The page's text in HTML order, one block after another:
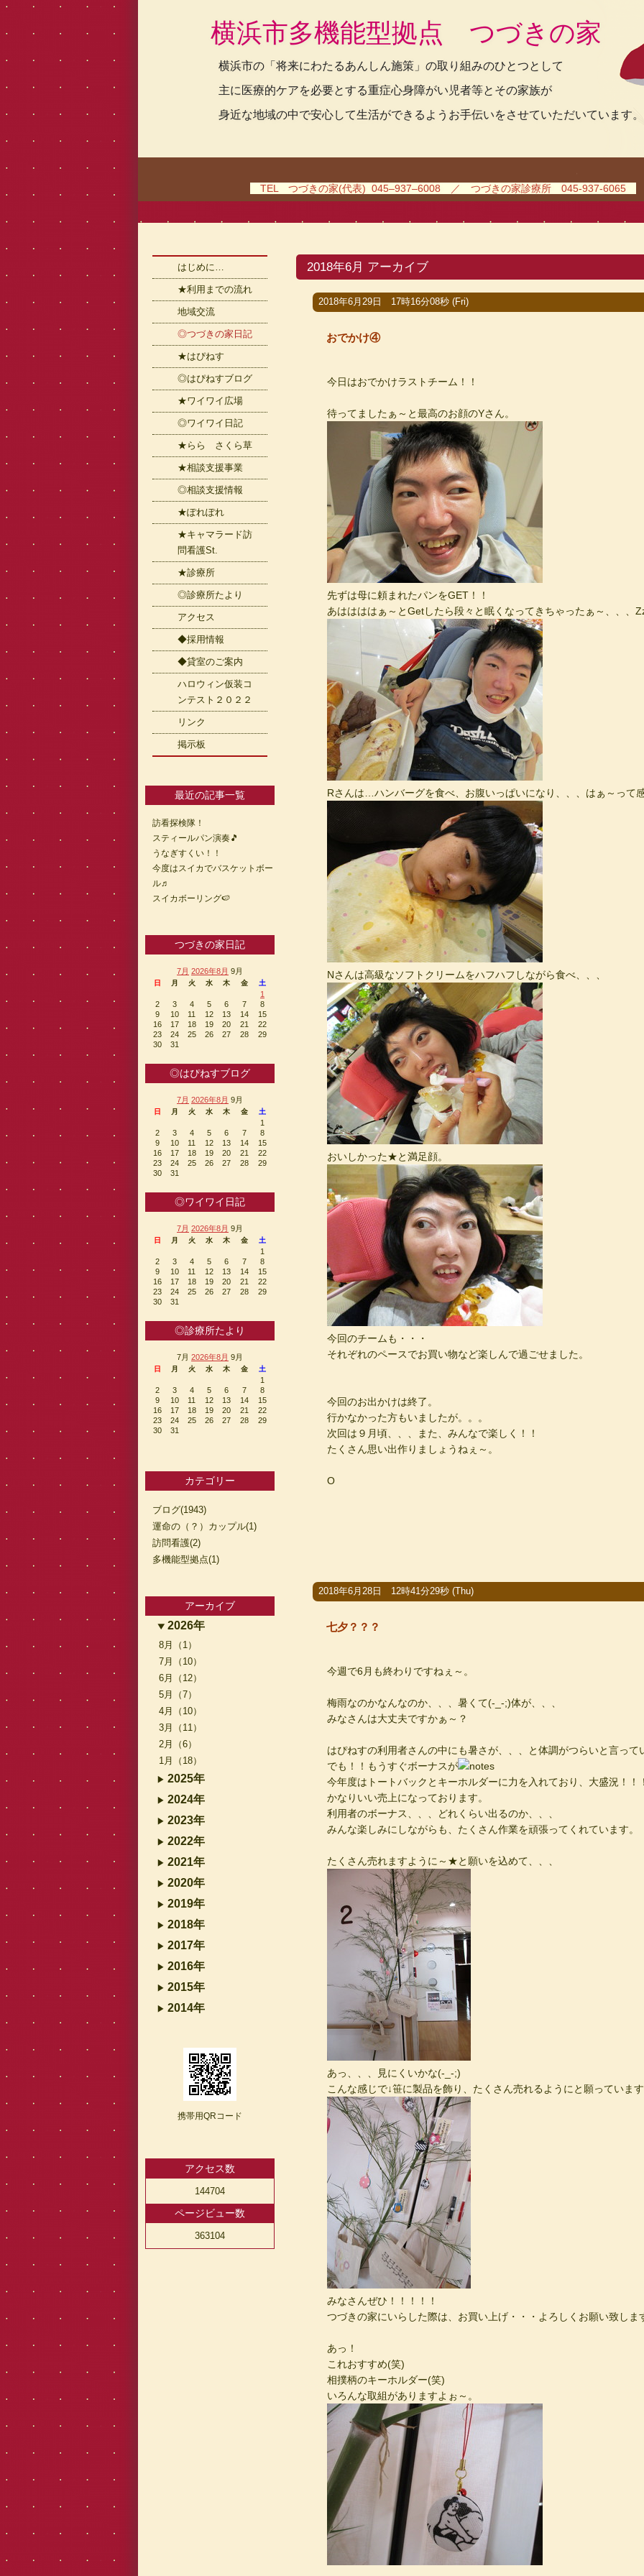
横浜市多機能型拠点 つづきの家
横浜市の「将来にわたるあんしん施策」の取り組みのひとつとして
主に医療的ケアを必要とする重症心身障がい児者等とその家族が
身近な地域の中で安心して生活ができるようお手伝いをさせていただいています。
TEL つづきの家(代表) 045–937–6008 ／ つづきの家診療所 045-937-6065
2018年6月 アーカイブ
2018年6月29日 17時16分08秒 (Fri)
おでかけ④
今日はおでかけラストチーム！！
待ってましたぁ～と最高のお顔のYさん。
先ずは母に頼まれたパンをGET！！
あははははぁ～とGetしたら段々と眠くなってきちゃったぁ～、、、
Rさんは…ハンバーグを食べ、お腹いっぱいになり、、、はぁ～って
Nさんは高級なソフトクリームをハフハフしながら食べ、、、
おいしかった★と満足顔。
今回のチームも・・・
それぞれのペースでお買い物など楽しんで過ごせました。
今回のお出かけは終了。
行かなかった方もいましたが。。。
次回は９月頃、、、また、みんなで楽しく！！
たくさん思い出作りましょうねぇ～。
O
2018年6月28日 12時41分29秒 (Thu)
七夕？？？
今週で6月も終わりですねぇ～。
梅雨なのかなんなのか、、、暑くて(-_-;)体が、、、
みなさんは大丈夫ですかぁ～？
はぴねすの利用者さんの中にも暑さが、、、と体調がつらいと言って
でも！！もうすぐボーナスが
今年度はトートバックとキーホルダーに力を入れており、大盛況！！
かなりいい売上になっております。
利用者のボーナス、、、どれくらい出るのか、、、
みんな楽しみにしながらも、たくさん作業を頑張ってくれています。
たくさん売れますように～★と願いを込めて、、、
あっ、、、見にくいかな(-_-;)
こんな感じで↓笹に製品を飾り、たくさん売れるようにと願っていま
みなさんぜひ！！！！！
つづきの家にいらした際は、お買い上げ・・・よろしくお願い致しま
あっ！
これおすすめ(笑)
相撲柄のキーホルダー(笑)
いろんな取組がありますよぉ～。
はじめに…
★利用までの流れ
地域交流
◎つづきの家日記
★はぴねす
◎はぴねすブログ
★ワイワイ広場
◎ワイワイ日記
★らら さくら草
★相談支援事業
◎相談支援情報
★ぽれぽれ
★キャマラード訪
問看護St.
★診療所
◎診療所たより
アクセス
◆採用情報
◆貸室のご案内
ハロウィン仮装コ
ンテスト２０２２
リンク
掲示板
最近の記事一覧
訪看探検隊！
スティールパン演奏🎵
うなぎすくい！！
今度はスイカでバスケットボー
ル♬
スイカボーリング🍉
つづきの家日記
7月 2026年8月 9月
日 月 火 水 木 金 土
1
2
3 4 5 6 7
8
9
10 11 12 13 14
15
16
17 18 19 20 21
22
23
24 25 26 27 28
29
30
31
◎はぴねすブログ
7月 2026年8月 9月
日 月 火 水 木 金 土
1
2
3 4 5 6 7
8
9
10 11 12 13 14
15
16
17 18 19 20 21
22
23
24 25 26 27 28
29
30
31
◎ワイワイ日記
7月 2026年8月 9月
日 月 火 水 木 金 土
1
2
3 4 5 6 7
8
9
10 11 12 13 14
15
16
17 18 19 20 21
22
23
24 25 26 27 28
29
30
31
◎診療所たより
7月 2026年8月 9月
日 月 火 水 木 金 土
1
2
3 4 5 6 7
8
9
10 11 12 13 14
15
16
17 18 19 20 21
22
23
24 25 26 27 28
29
30
31
カテゴリー
ブログ(1943)
運命の（？）カップル(1)
訪問看護(2)
多機能型拠点(1)
アーカイブ
2026年
8月（1）
7月（10）
6月（12）
5月（7）
4月（10）
3月（11）
2月（6）
1月（18）
2025年
2024年
2023年
2022年
2021年
2020年
2019年
2018年
2017年
2016年
2015年
2014年
携帯用QRコード
アクセス数
144704
ページビュー数
363104